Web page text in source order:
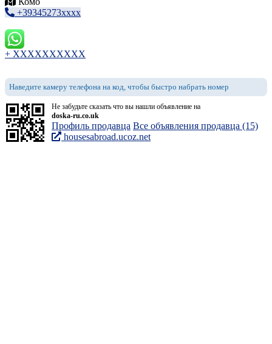
+39345273xxxx
+ XXXXXXXXXX
Наведите камеру телефона на код, чтобы быстро набрать номер
Не забудьте сказать что вы нашли объявление на
doska-ru.co.uk
Профиль продавца Все объявления продавца (15)
housesabroad.ucoz.net